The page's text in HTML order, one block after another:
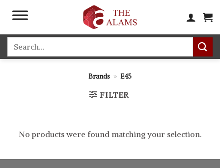
Brands » E45
FILTER
No products were found matching your selection.